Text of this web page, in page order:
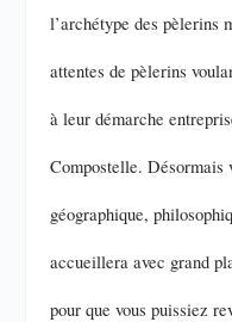
l’archétype des pèlerins
attentes de pèlerins
à leur démarche
Compostelle. Désormais
géographique,
accueillera avec grand
pour que vous puissiez